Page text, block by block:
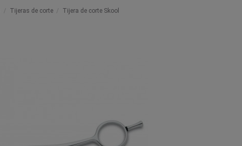
Tijeras de corte Tijera de corte Skool